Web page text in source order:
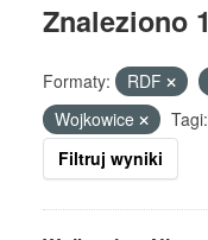
Znaleziono
Formaty: RDF
Wojkowice
Tagi:
Filtruj wyniki